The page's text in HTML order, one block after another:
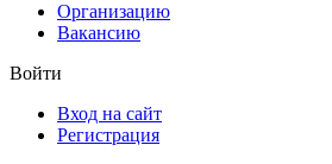
Организацию
Вакансию
Войти
Вход на сайт
Регистрация